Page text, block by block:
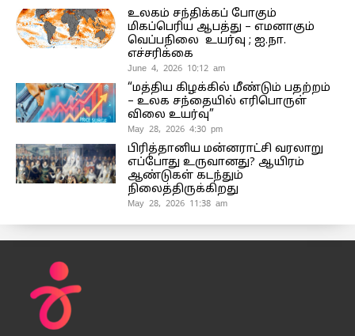
உலகம் சந்திக்கப் போகும்
மிகப்பெரிய ஆபத்து – எமனாகும்
வெப்பநிலை உயர்வு ; ஐ.நா.
எச்சரிக்கை
June 4, 2026 10:12 am
“மத்திய கிழக்கில் மீண்டும் பதற்றம்
– உலக சந்தையில் எரிபொருள்
விலை உயர்வு”
May 28, 2026 4:30 pm
பிரித்தானிய மன்னராட்சி வரலாறு
எப்போது உருவானது? ஆயிரம்
ஆண்டுகள் கடந்தும்
நிலைத்திருக்கிறது
May 28, 2026 11:38 am